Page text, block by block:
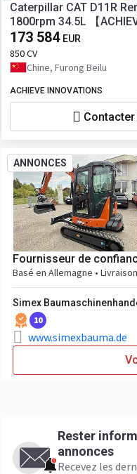
Caterpillar CAT D11R
1800rpm 34.5L 【
173 584 EUR
850 CV
Chine, Furong Beilu
ACHIEVE INNOVATIONS
ANNONCES
Fournisseur de
Basé en Allemagne •
Simex
10
www.simexbauma.de
Rester
annonces
Recevez les